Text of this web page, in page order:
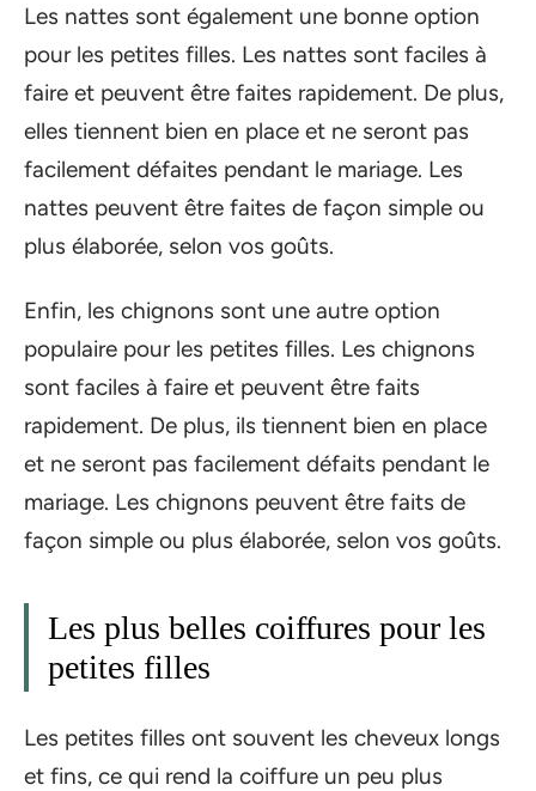
Les nattes sont également une bonne option
pour les petites filles. Les nattes sont faciles à
faire et peuvent être faites rapidement. De plus,
elles tiennent bien en place et ne seront pas
facilement défaites pendant le mariage. Les
nattes peuvent être faites de façon simple ou
plus élaborée, selon vos goûts.
Enfin, les chignons sont une autre option
populaire pour les petites filles. Les chignons
sont faciles à faire et peuvent être faits
rapidement. De plus, ils tiennent bien en place
et ne seront pas facilement défaits pendant le
mariage. Les chignons peuvent être faits de
façon simple ou plus élaborée, selon vos goûts.
Les plus belles coiffures pour les
petites filles
Les petites filles ont souvent les cheveux longs
et fins, ce qui rend la coiffure un peu plus